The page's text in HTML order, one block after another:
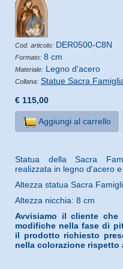
Cod. articolo: DER0500-C8N
Formato: 8 cm
Materiale: Legno d'acero
Collana: Statue Sacra
€ 115,00
Aggiungi al carrello
Statua della Sacra
realizzata in legno d'acero
Altezza statua Sacra
Altezza nicchia: 8 cm
Avvisiamo il cliente
modifiche nella fase di
il prodotto richiesto
nella colorazione rispetto